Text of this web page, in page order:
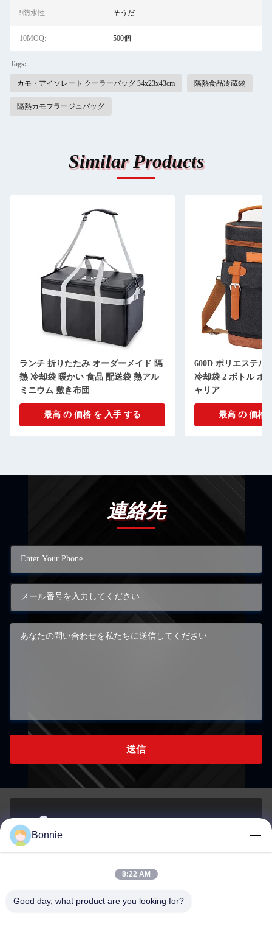
9防水性: そうだ
10MOQ: 500個
Tags:
カモ・アイソレート クーラーバッグ 34x23x43cm 隔熱食品冷蔵袋
隔熱カモフラージュバッグ
Similar Products
ランチ 折りたたみ オーダーメイド 隔
熱 冷却袋 暖かい 食品 配送袋 熱アル
ミニウム 敷き布団
最高 の 価格 を 入手 する
600D ポリエステル
冷却袋 2 ボトル ポ
ャリア
最高 の 価格
連絡先
送信
アドレス
メール
Bonnie@szycw918.com
Bonnie
8:22 AM
Good day, what product are you looking for?